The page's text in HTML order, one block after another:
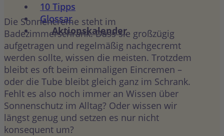
10 Tipps
Glossar
Aktionskalender
Die Sonnencreme steht im
Badezimmerschrank. Dass sie großzügig
aufgetragen und regelmäßig nachgecremt
werden sollte, wissen die meisten. Trotzdem
bleibt es oft beim einmaligen Eincremen –
oder die Tube bleibt gleich ganz im Schrank.
Fehlt es also noch immer an Wissen über
Sonnenschutz im Alltag? Oder wissen wir
längst genug und setzen es nur nicht
konsequent um?